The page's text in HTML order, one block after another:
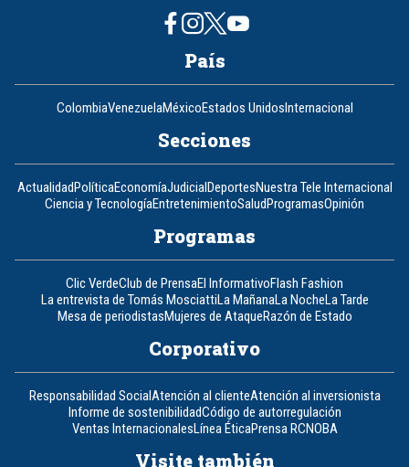
País
ColombiaVenezuelaMéxicoEstados UnidosInternacional
Secciones
ActualidadPolíticaEconomíaJudicialDeportesNuestra Tele Internacional
Ciencia y TecnologíaEntretenimientoSaludProgramasOpinión
Programas
Clic VerdeClub de PrensaEl InformativoFlash Fashion
La entrevista de Tomás MosciattiLa MañanaLa NocheLa Tarde
Mesa de periodistasMujeres de AtaqueRazón de Estado
Corporativo
Responsabilidad SocialAtención al clienteAtención al inversionista
Informe de sostenibilidadCódigo de autorregulación
Ventas InternacionalesLínea ÉticaPrensa RCNOBA
Visite también